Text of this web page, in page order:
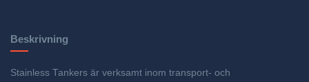
Beskrivning
Stainless Tankers är verksamt inom transport- och